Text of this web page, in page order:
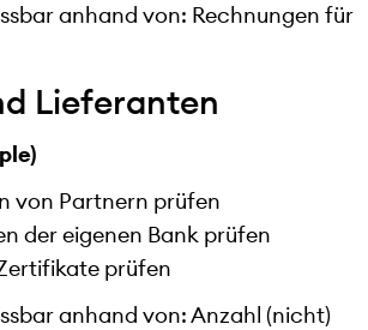
anhand von: Rechnungen für
Lieferanten
von Partnern prüfen
der eigenen Bank prüfen
prüfen
anhand von: Anzahl (nicht)